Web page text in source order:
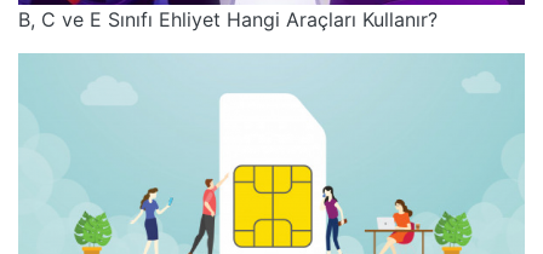
B, C ve E Sınıfı Ehliyet Hangi Araçları Kullanır?